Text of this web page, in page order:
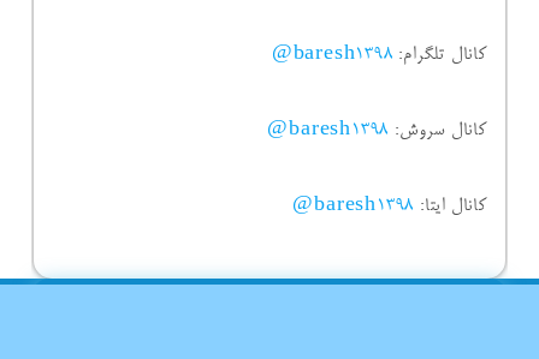
کانال تلگرام: baresh1398@
کانال سروش: baresh1398@
کانال ایتا: baresh1398@